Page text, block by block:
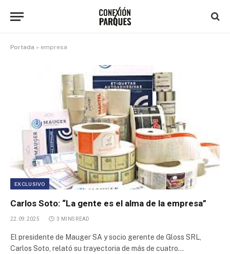
Portada » empresa
EXCLUSIVO
Carlos Soto: “La gente es el alma de la empresa”
22.09.2025 3 MINS READ
El presidente de Mauger SA y socio gerente de Gloss SRL,
Carlos Soto, relató su trayectoria de más de cuatro…